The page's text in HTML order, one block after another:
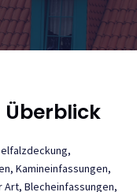
Überblick
Kamineinfassungen,
Blecheinfassungen,